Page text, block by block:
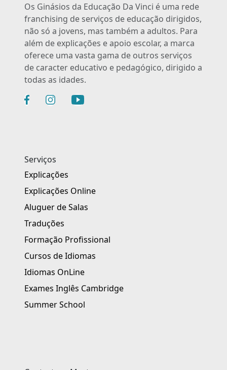
Os Ginásios da Educação Da Vinci é uma rede
franchising de serviços de educação dirigidos,
não só a jovens, mas também a adultos. Para
além de explicações e apoio escolar, a marca
oferece uma vasta gama de outros serviços
de caracter educativo e pedagógico, dirigido a
todas as idades.
Serviços
Explicações
Explicações Online
Aluguer de Salas
Traduções
Formação Profissional
Cursos de Idiomas
Idiomas OnLine
Exames Inglês Cambridge
Summer School